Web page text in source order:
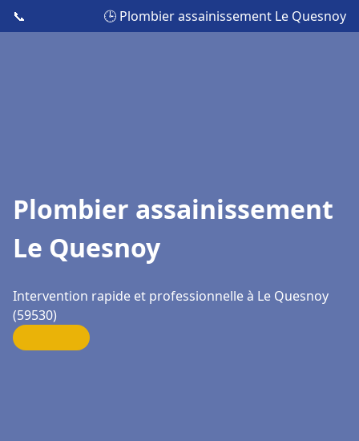
📞 🕒 Plombier assainissement Le Quesnoy
Plombier assainissement
Le Quesnoy
Intervention rapide et professionnelle à Le Quesnoy
(59530)